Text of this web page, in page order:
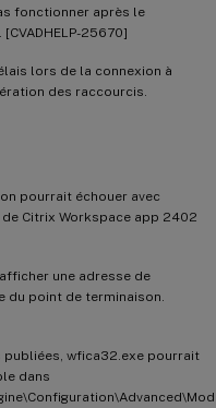
fonctionner après le
25670]
lors de la connexion à
des raccourcis.
pourrait échouer avec
de Citrix Workspace app 2402
une adresse de
du point de terminaison.
publiées, wfica32.exe pourrait
dans